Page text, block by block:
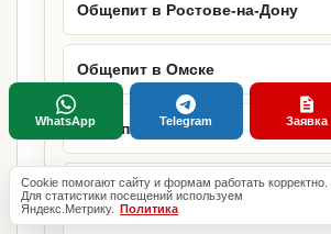
Общепит в Ростове-на-Дону
Общепит в Омске
Общепит в Воронеже
Общепит в Перми
Cookie помогают сайту и формам работать корректно.
Для статистики посещений используем
Яндекс.Метрику. Политика
WhatsApp Telegram Заявка